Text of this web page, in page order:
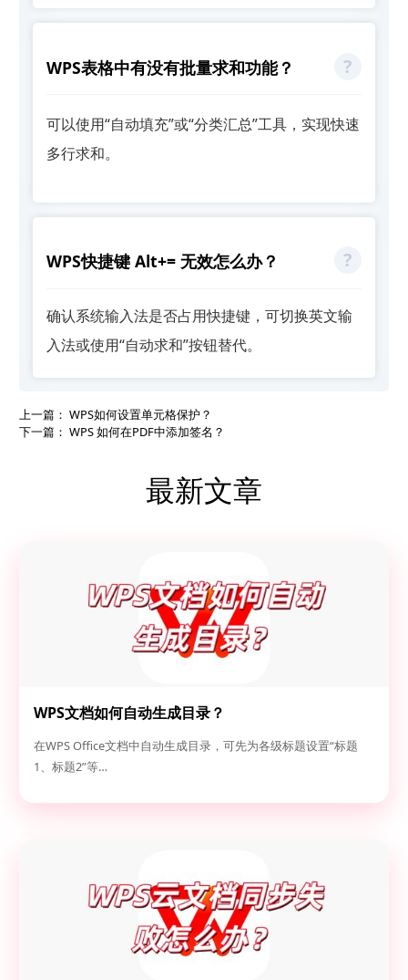
WPS表格中有没有批量求和功能？
可以使用“自动填充”或“分类汇总”工具，实现快速
多行求和。
WPS快捷键 Alt+= 无效怎么办？
确认系统输入法是否占用快捷键，可切换英文输
入法或使用“自动求和”按钮替代。
上一篇： WPS如何设置单元格保护？
下一篇： WPS 如何在PDF中添加签名？
最新文章
WPS文档如何自动生成目录？
在WPS Office文档中自动生成目录，可先为各级标题设置“标题
1、标题2”等…